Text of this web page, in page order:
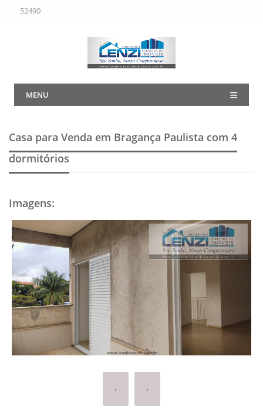
52490
MENU
Casa para Venda em Bragança Paulista com 4
dormitórios
Imagens:
‹ ›